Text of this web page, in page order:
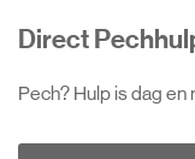
Direct
Pech? Hulp is dag en